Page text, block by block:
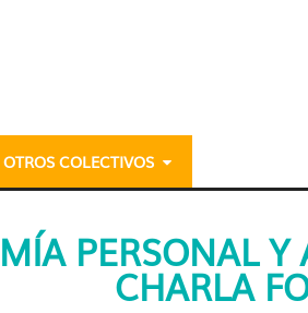
OTROS COLECTIVOS
a la
PERSONAL
CHARLA